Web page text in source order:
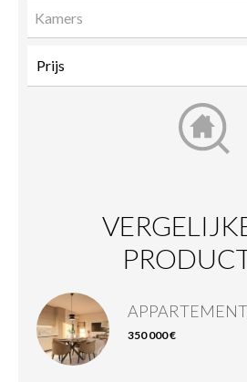
Kamers
350 000 €